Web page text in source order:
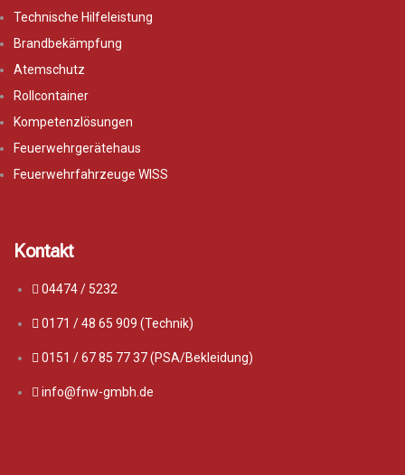
Technische Hilfeleistung
Brandbekämpfung
Atemschutz
Rollcontainer
Kompetenzlösungen
Feuerwehrgerätehaus
Feuerwehrfahrzeuge WISS
Kontakt
04474 / 5232
0171 / 48 65 909 (Technik)
0151 / 67 85 77 37 (PSA/Bekleidung)
info@fnw-gmbh.de